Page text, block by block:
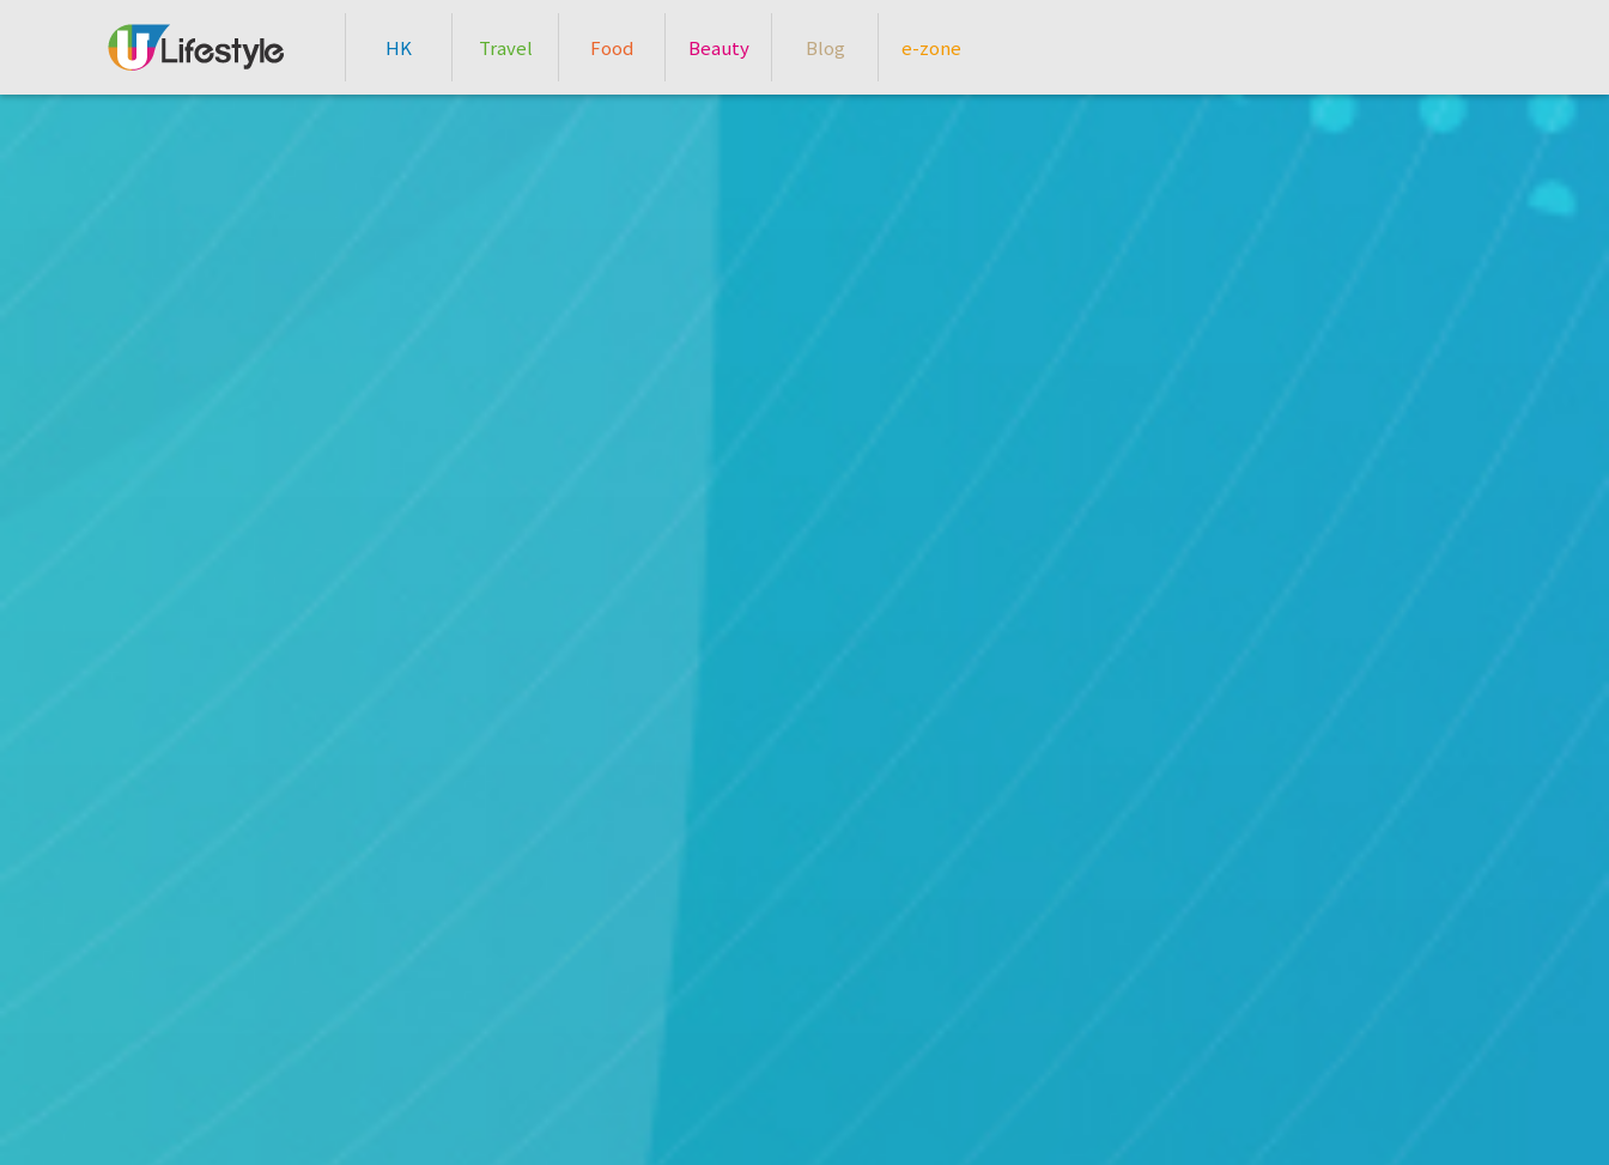
HK Travel Food Beauty Blog e-zone